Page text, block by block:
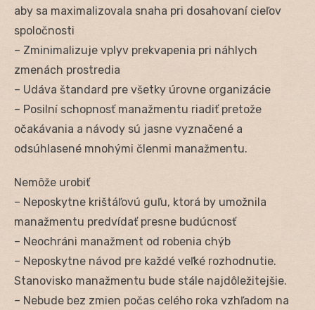
aby sa maximalizovala snaha pri dosahovaní cieľov
spoločnosti
– Zminimalizuje vplyv prekvapenia pri náhlych
zmenách prostredia
– Udáva štandard pre všetky úrovne organizácie
– Posilní schopnosť manažmentu riadiť pretože
očakávania a návody sú jasne vyznačené a
odsúhlasené mnohými členmi manažmentu.
Nemôže urobiť
– Neposkytne krištáľovú guľu, ktorá by umožnila
manažmentu predvídať presne budúcnosť
– Neochráni manažment od robenia chýb
– Neposkytne návod pre každé veľké rozhodnutie.
Stanovisko manažmentu bude stále najdôležitejšie.
– Nebude bez zmien počas celého roka vzhľadom na